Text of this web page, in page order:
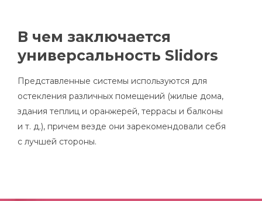
В чем заключается
универсальность Slidors
Представленные системы используются для
остекления различных помещений (жилые дома,
здания теплиц и оранжерей, террасы и балконы
и т. д.), причем везде они зарекомендовали себя
с лучшей стороны.